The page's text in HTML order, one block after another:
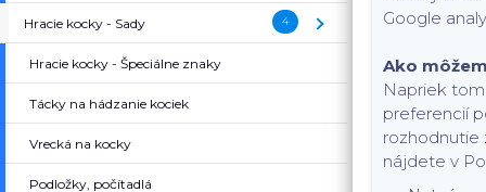
4 ( Hracie kocky - Sady )
Hracie kocky - Sady
Hracie kocky - Špeciálne znaky
Tácky na hádzanie kociek
Vrecká na kocky
Podložky, počítadlá
Google
Ako
Napriek
preferencií
rozhodnutie
nájdete v